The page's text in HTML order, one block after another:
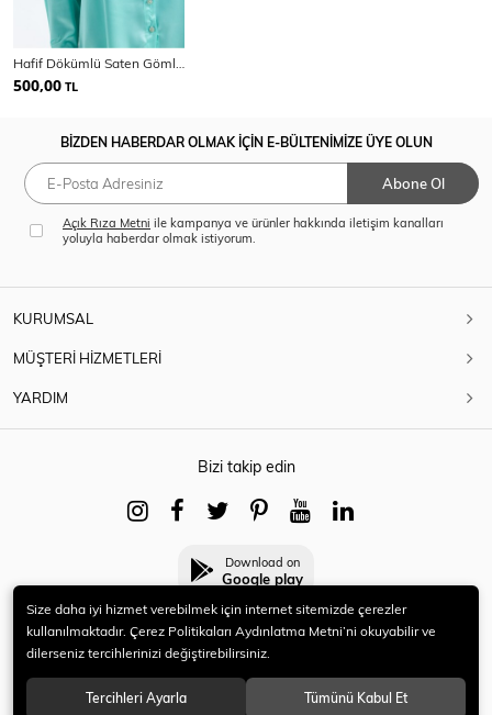
500,00 TL
BİZDEN HABERDAR OLMAK İÇİN E-BÜLTENİMİZE ÜYE OLUN
Abone Ol
Açık Rıza Metni ile kampanya ve ürünler hakkında iletişim kanalları
yoluyla haberdar olmak istiyorum.
KURUMSAL
MÜŞTERİ HİZMETLERİ
YARDIM
Bizi takip edin
Download on
Google play
© 2021 HERYENİ. Tüm hakları saklıdır.
Size daha iyi hizmet verebilmek için internet sitemizde çerezler
kullanılmaktadır. Çerez Politikaları Aydınlatma Metni’ni okuyabilir ve
dilerseniz tercihlerinizi değiştirebilirsiniz.
Tercihleri Ayarla Tümünü Kabul Et